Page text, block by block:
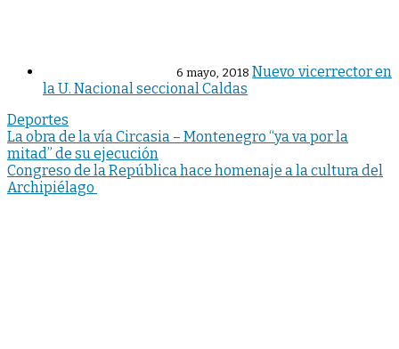
6 mayo, 2018 Nuevo vicerrector en
la U. Nacional seccional Caldas
Deportes
Navegación
de
entradas
La obra de la vía Circasia – Montenegro “ya va por la
mitad” de su ejecución
Congreso de la República hace homenaje a la cultura del
Archipiélago